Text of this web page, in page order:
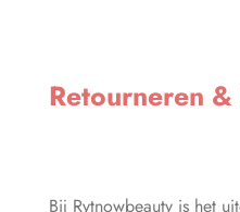
Retourneren &
Bij Rytnowbeauty is het